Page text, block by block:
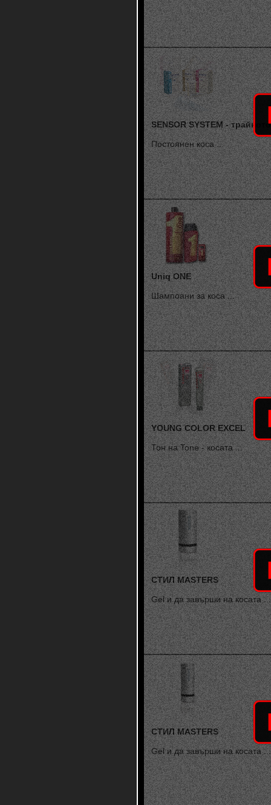
SENSOR SYSTEM -
Постоянен коса ...
Uniq ONE
Шампоани за коса ...
YOUNG COLOR EXCEL
Тон на Tone - косата ...
СТИЛ MASTERS
Gel и да завърши на косата ...
СТИЛ MASTERS
Gel и да завърши на косата ...